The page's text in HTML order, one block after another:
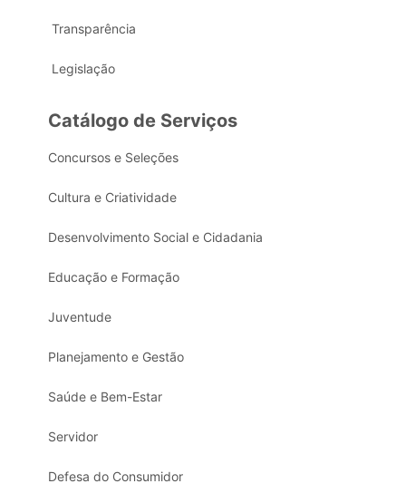
Transparência
Legislação
Catálogo de Serviços
Concursos e Seleções
Cultura e Criatividade
Desenvolvimento Social e Cidadania
Educação e Formação
Juventude
Planejamento e Gestão
Saúde e Bem-Estar
Servidor
Defesa do Consumidor